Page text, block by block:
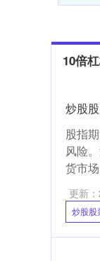
10倍
炒股
股指
风险
货市
更新
炒股股